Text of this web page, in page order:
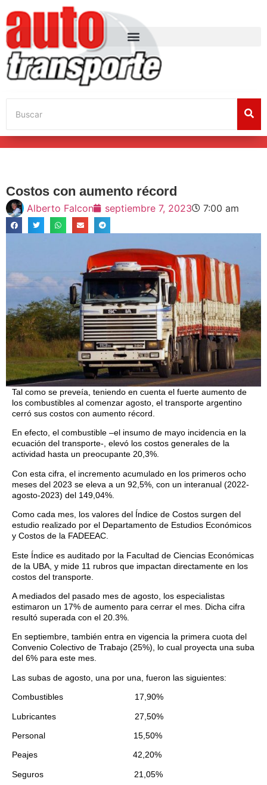
Costos con aumento récord
Alberto Falcon septiembre 7, 2023 7:00 am
Tal como se preveía, teniendo en cuenta el fuerte aumento de
los combustibles al comenzar agosto, el transporte argentino
cerró sus costos con aumento récord.
En efecto, el combustible –el insumo de mayo incidencia en la
ecuación del transporte-, elevó los costos generales de la
actividad hasta un preocupante 20,3%.
Con esta cifra, el incremento acumulado en los primeros ocho
meses del 2023 se eleva a un 92,5%, con un interanual (2022-
agosto-2023) del 149,04%.
Como cada mes, los valores del Índice de Costos surgen del
estudio realizado por el Departamento de Estudios Económicos
y Costos de la FADEEAC.
Este Índice es auditado por la Facultad de Ciencias Económicas
de la UBA, y mide 11 rubros que impactan directamente en los
costos del transporte.
A mediados del pasado mes de agosto, los especialistas
estimaron un 17% de aumento para cerrar el mes. Dicha cifra
resultó superada con el 20.3%.
En septiembre, también entra en vigencia la primera cuota del
Convenio Colectivo de Trabajo (25%), lo cual proyecta una suba
del 6% para este mes.
Las subas de agosto, una por una, fueron las siguientes:
Combustibles 17,90%
Lubricantes 27,50%
Personal 15,50%
Peajes 42,20%
Seguros 21,05%